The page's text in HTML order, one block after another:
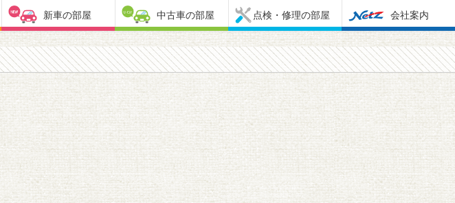
新車の部屋 中古車の部屋 点検・修理の部屋 会社案内